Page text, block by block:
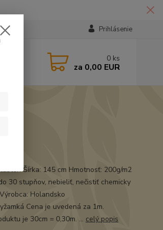
Prihlásenie
0 ks
za 0,00 EUR
Šírka: 145 cm Hmotnosť: 200g/m2
30 stupňov, nebieliť, nečistiť chemicky
Holandsko
Cena je uvedená za 1m.
je 30cm = 0,30m. ... celý popis